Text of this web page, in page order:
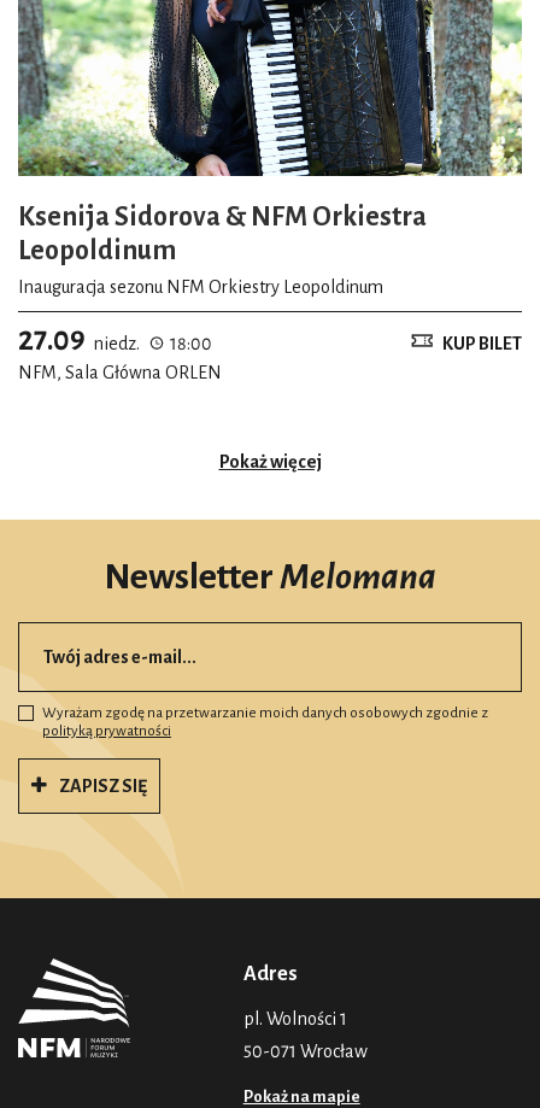
Ksenija Sidorova & NFM Orkiestra
Leopoldinum
Inauguracja sezonu NFM Orkiestry Leopoldinum
27.09 niedz.
18:00
NFM, Sala Główna ORLEN
KUP BILET
Pokaż więcej
NewsletterMelomana
Wyrażam zgodę na przetwarzanie moich danych osobowych zgodnie z
polityką prywatności
ZAPISZ SIĘ
Adres
pl. Wolności 1
50-071 Wrocław
Pokaż na mapie